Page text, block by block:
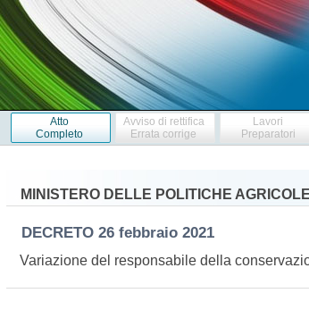
Atto
Completo
Avviso di rettifica
Errata corrige
Lavori
Preparatori
MINISTERO DELLE POLITICHE
DECRETO 26 febbraio 2021
Variazione del responsabile della